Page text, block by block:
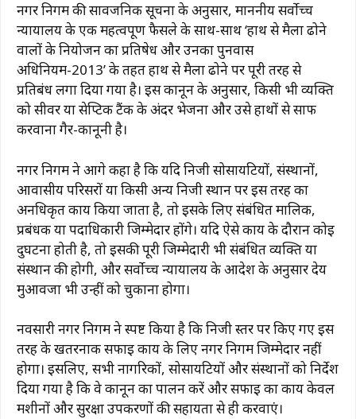
नगर निगम की सार्वजनिक सूचना के अनुसार, माननीय सर्वोच्च
न्यायालय के एक महत्वपूर्ण फैसले के साथ-साथ ‘हाथ से मैला ढोने
वालों के नियोजन का प्रतिषेध और उनका पुनर्वास
अधिनियम-2013’ के तहत हाथ से मैला ढोने पर पूरी तरह से
प्रतिबंध लगा दिया गया है। इस कानून के अनुसार, किसी भी व्यक्ति
को सीवर या सेप्टिक टैंक के अंदर भेजना और उसे हाथों से साफ
करवाना गैर-कानूनी है।
नगर निगम ने आगे कहा है कि यदि निजी सोसायटियों, संस्थानों,
आवासीय परिसरों या किसी अन्य निजी स्थान पर इस तरह का
अनधिकृत कार्य किया जाता है, तो इसके लिए संबंधित मालिक,
प्रबंधक या पदाधिकारी जिम्मेदार होंगे। यदि ऐसे कार्य के दौरान कोई
दुर्घटना होती है, तो इसकी पूरी जिम्मेदारी भी संबंधित व्यक्ति या
संस्थान की होगी, और सर्वोच्च न्यायालय के आदेश के अनुसार देय
मुआवजा भी उन्हीं को चुकाना होगा।
नवसारी नगर निगम ने स्पष्ट किया है कि निजी स्तर पर किए गए इस
तरह के खतरनाक सफाई कार्य के लिए नगर निगम जिम्मेदार नहीं
होगा। इसलिए, सभी नागरिकों, सोसायटियों और संस्थानों को निर्देश
दिया गया है कि वे कानून का पालन करें और सफाई का कार्य केवल
मशीनों और सुरक्षा उपकरणों की सहायता से ही करवाएं।